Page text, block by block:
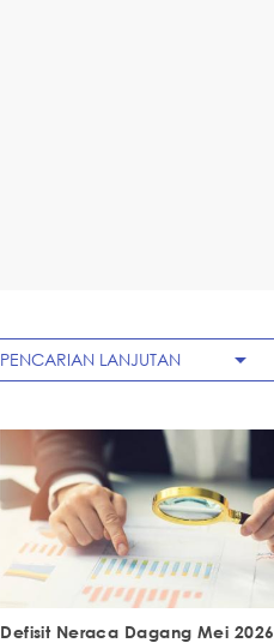
PENCARIAN LANJUTAN arrow_drop_down
Defisit Neraca Dagang Mei 2026